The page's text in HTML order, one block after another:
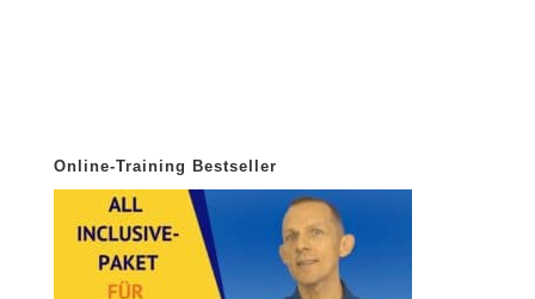
Online-Training Bestseller